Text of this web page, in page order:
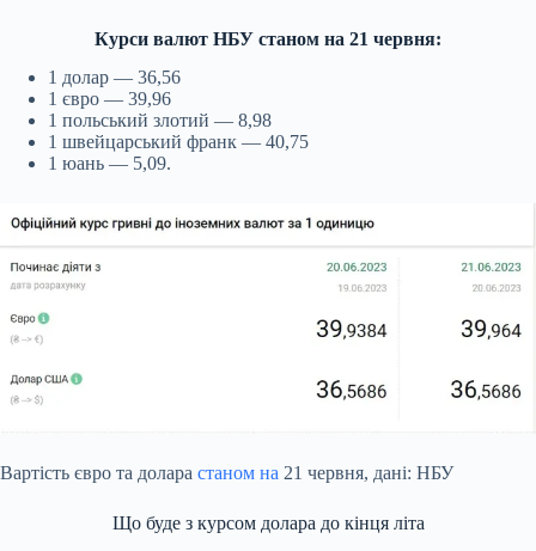
Курси валют НБУ станом на 21 червня:
1 долар — 36,56
1 євро — 39,96
1 польський злотий — 8,98
1 швейцарський франк — 40,75
1 юань — 5,09.
Вартість євро та долара станом на 21 червня, дані: НБУ
Що буде з курсом долара до кінця літа